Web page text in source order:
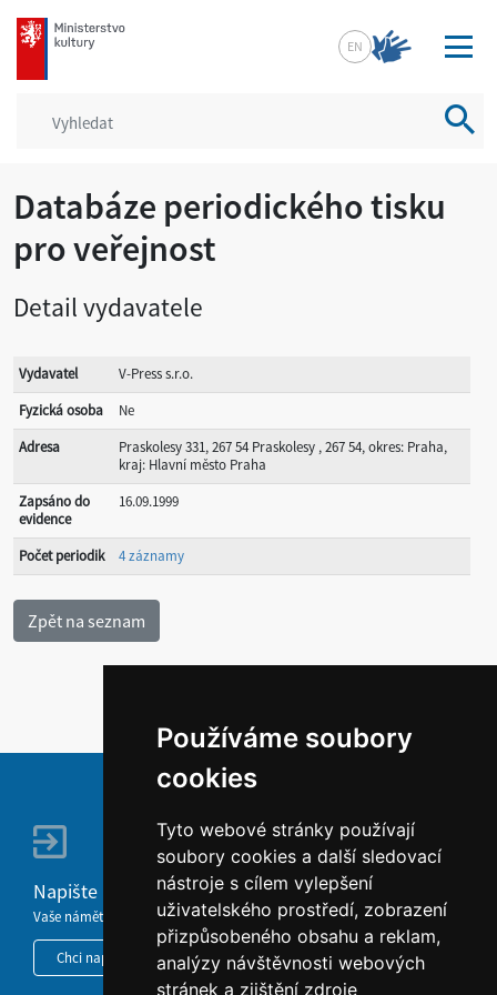
Používáme soubory
cookies
Tyto webové stránky používají
soubory cookies a další sledovací
nástroje s cílem vylepšení
uživatelského prostředí, zobrazení
přizpůsobeného obsahu a reklam,
analýzy návštěvnosti webových
stránek a zjištění zdroje
mkcr.cz
EN
Databáze periodického tisku
pro veřejnost
Detail vydavatele
Vydavatel
V-Press s.r.o.
Fyzická osoba
Ne
Adresa
Praskolesy 331, 267 54 Praskolesy , 267 54, okres: Praha,
kraj: Hlavní město Praha
Zapsáno do
evidence
16.09.1999
Počet periodik 4 záznamy
Napište nám
Vaše náměty, komentáře, připomínky a dotazy nezůstanou bez odezvy.
Chci napsat MKČR